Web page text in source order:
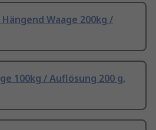
Hängend Waage 200kg /
100kg / Auflösung 200 g,